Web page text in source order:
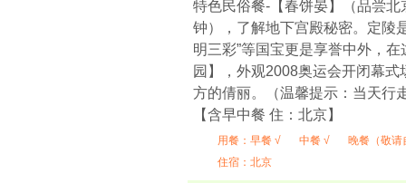
特色民俗餐-【春饼晏】（品尝
钟），了解地下宫殿秘密。定陵
明三彩”等国宝更是享誉中外，
园】，外观2008奥运会开闭幕
方的倩丽。（温馨提示：当天行
【含早中餐 住：北京】
用餐： 早餐 √ 中餐 √
晚餐（敬请
住宿：北京